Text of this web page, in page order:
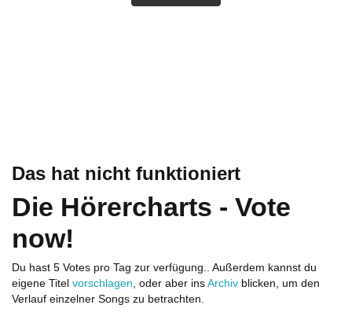
Das hat nicht funktioniert
Die Hörercharts - Vote
now!
Du hast 5 Votes pro Tag zur verfügung.. Außerdem kannst du
eigene Titel vorschlagen, oder aber ins Archiv blicken, um den
Verlauf einzelner Songs zu betrachten.